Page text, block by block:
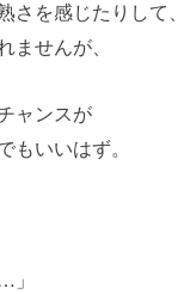
さを感じたりして、
ませんが、
ャンスが
もいいはず。
」